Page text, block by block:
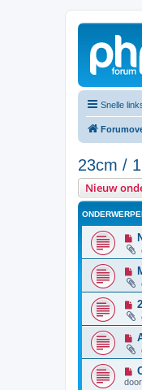
Snelle
23cm /
Nieuw
door